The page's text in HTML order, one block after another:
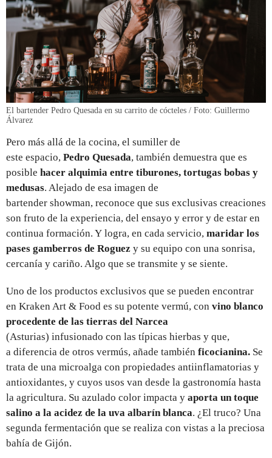
El bartender Pedro Quesada en su carrito de cócteles / Foto: Guillermo
Álvarez
Pero más allá de la cocina, el sumiller de
este espacio, Pedro Quesada, también demuestra que es
posible hacer alquimia entre tiburones, tortugas bobas y
medusas. Alejado de esa imagen de
bartender showman, reconoce que sus exclusivas creaciones
son fruto de la experiencia, del ensayo y error y de estar en
continua formación. Y logra, en cada servicio, maridar los
pases gamberros de Roguez y su equipo con una sonrisa,
cercanía y cariño. Algo que se transmite y se siente.
Uno de los productos exclusivos que se pueden encontrar
en Kraken Art & Food es su potente vermú, con vino blanco
procedente de las tierras del Narcea
(Asturias) infusionado con las típicas hierbas y que,
a diferencia de otros vermús, añade también ficocianina. Se
trata de una microalga con propiedades antiinflamatorias y
antioxidantes, y cuyos usos van desde la gastronomía hasta
la agricultura. Su azulado color impacta y aporta un toque
salino a la acidez de la uva albarín blanca. ¿El truco? Una
segunda fermentación que se realiza con vistas a la preciosa
bahía de Gijón.